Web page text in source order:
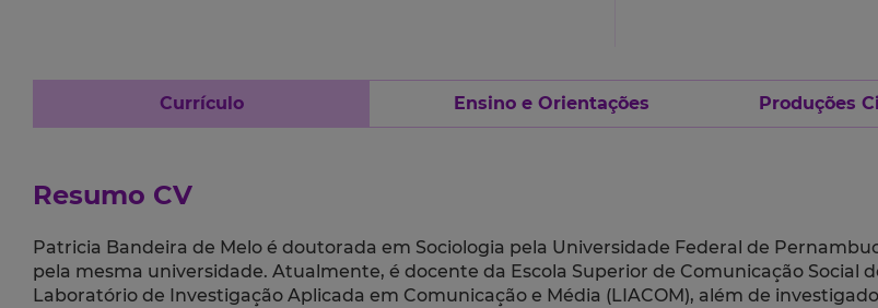
Currículo Ensino e Orientações Produções
Resumo CV
Patricia Bandeira de Melo é doutorada em Sociologia pela Universidade Federal de
pela mesma universidade. Atualmente, é docente da Escola Superior de Comunicação
Laboratório de Investigação Aplicada em Comunicação e Média (LIACOM), além de